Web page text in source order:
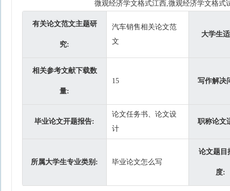
微观经济学文格式江西,微观经济学文格式
有关论文范文主题研
究:
汽车销售相关论文范
文
大学生
相关参考文献下载数
量:
15 写作解决
毕业论文开题报告:
论文任务书、论文设
计
职称论文
所属大学生专业类别: 毕业论文怎么写
论文题目
度: